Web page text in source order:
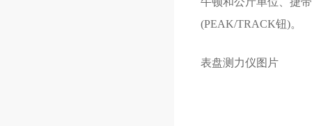
(PEAK/TRACK钮)。
表盘测力仪图片